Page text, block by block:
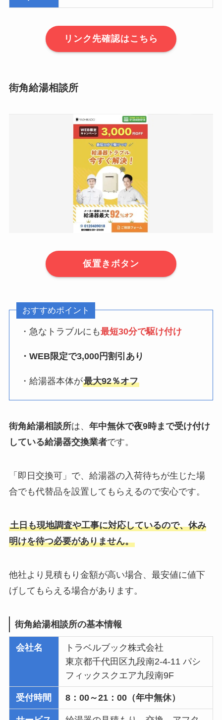
リンク先確認はこちら
街角給湯相談所
仮置きボタン
おすすめポイント
・急なトラブルにも最短30分で駆け付け
・WEB限定で3,000円割引あり
・給湯器本体が最大92％オフ
街角給湯相談所は、 年中無休で夜9時まで受け付け
している給湯器交換業者です。
「即日交換可」で、給湯器の入荷待ちが生じた場
合でも代替品を設置してもらえるので安心です。
土日も現地調査や工事に対応しているので、休み
明けを待つ必要がありません。
他社より見積もり金額が高い場合、最安値に値下
げしてもらえる場合があります。
街角給湯相談所の基本情報
会社名
トラベルブック株式会社
東京都千代田区九段南2-4-11 パシ
フィックスクエア九段南9F
受付時間 8：00～21：00（年中無休）